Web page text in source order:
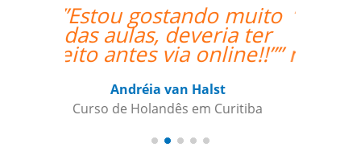
“”O professor é muito
atencioso e o Skype
me permite ter acesso
que esteja.””
Curso de Árabe em Aracaju